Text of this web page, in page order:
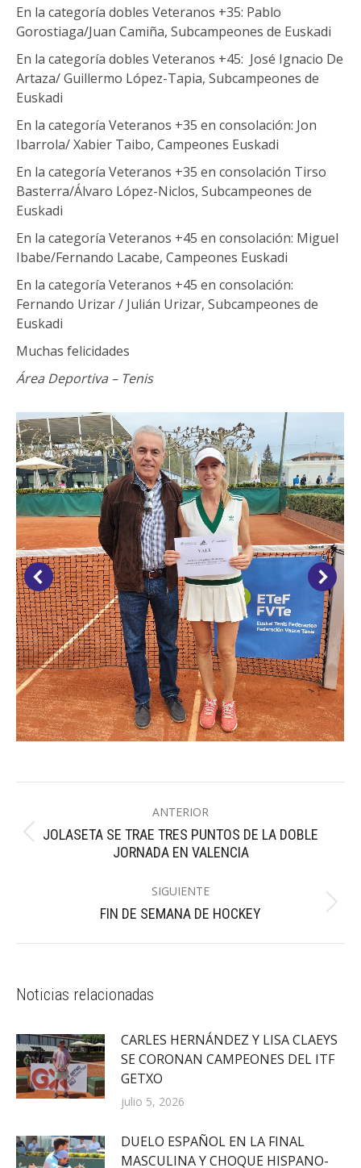
En la categoría dobles Veteranos +35: Pablo
Gorostiaga/Juan Camiña, Subcampeones de Euskadi
En la categoría dobles Veteranos +45: José Ignacio De
Artaza/ Guillermo López-Tapia, Subcampeones de
Euskadi
En la categoría Veteranos +35 en consolación: Jon
Ibarrola/ Xabier Taibo, Campeones Euskadi
En la categoría Veteranos +35 en consolación Tirso
Basterra/Álvaro López-Niclos, Subcampeones de
Euskadi
En la categoría Veteranos +45 en consolación: Miguel
Ibabe/Fernando Lacabe, Campeones Euskadi
En la categoría Veteranos +45 en consolación:
Fernando Urizar / Julián Urizar, Subcampeones de
Euskadi
Muchas felicidades
Área Deportiva – Tenis
entre
publicaciones
ANTERIOR
Publicación
anterior:
JOLASETA SE TRAE TRES PUNTOS DE LA DOBLE
JORNADA EN VALENCIA
SIGUIENTE
Publicación
FIN DE SEMANA DE HOCKEY
Noticias relacionadas
CARLES HERNÁNDEZ Y LISA CLAEYS
SE CORONAN CAMPEONES DEL ITF
GETXO
julio 5, 2026
DUELO ESPAÑOL EN LA FINAL
MASCULINA Y CHOQUE HISPANO-